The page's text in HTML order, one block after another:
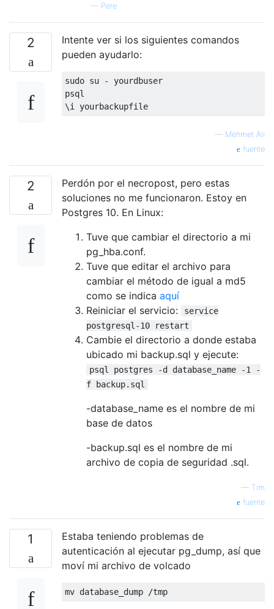
— Pere
2
Intente ver si los siguientes comandos
pueden ayudarlo:
sudo su -
yourdbuser
\i yourbackupfile
— Mehmet Ali
fuente
2
Perdón por el necropost, pero estas
soluciones no me funcionaron. Estoy en
Postgres 10. En Linux:
Tuve que cambiar el directorio a mi
pg_hba.conf.
Tuve que editar el archivo para
cambiar el método de igual a md5
como se indica aquí
Reiniciar el servicio:
service
postgresql-10 restart
Cambie el directorio a donde estaba
ubicado mi backup.sql y ejecute:
psql postgres -d database_name -1 -
f backup.sql
-database_name es el nombre de mi
base de datos
-backup.sql es el nombre de mi
archivo de copia de seguridad .sql.
— Tim
fuente
1
Estaba teniendo problemas de
autenticación al ejecutar pg_dump, así que
moví mi archivo de volcado
mv database_dump /tmp